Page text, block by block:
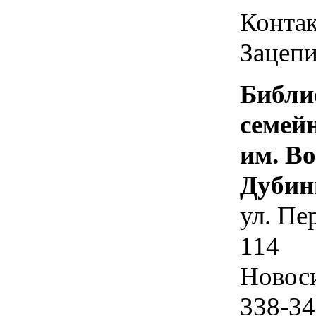
им.
ул.
114
338-